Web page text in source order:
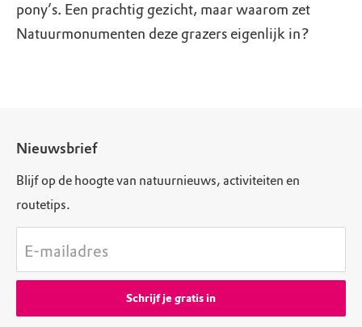
pony’s. Een prachtig gezicht, maar waarom zet
Natuurmonumenten deze grazers eigenlijk in?
Nieuwsbrief
Blijf op de hoogte van natuurnieuws, activiteiten en
routetips.
E-mailadres
Schrijf je gratis in